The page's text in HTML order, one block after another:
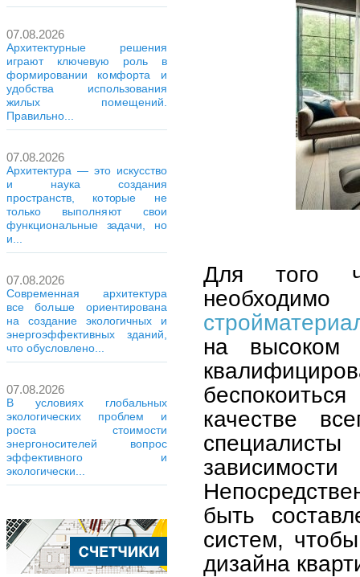
07.08.2026
Архитектурные решения
играют ключевую роль в
формировании комфорта и
удобства использования
жилых помещений.
Правильно...
07.08.2026
Архитектура — это искусство
и наука создания
пространств, которые не
только выполняют свои
функциональные задачи, но
и...
07.08.2026
Современная архитектура
все больше ориентирована
на создание экологичных и
энергоэффективных зданий,
что обусловлено...
07.08.2026
В условиях глобальных
экологических проблем и
роста стоимости
энергоносителей вопрос
эффективного и
экологически...
Для того
на высоком
качестве
быть
систем,
дизайна